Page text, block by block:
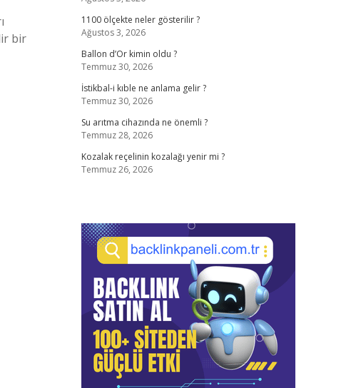
bir
1100 ölçekte neler gösterilir ?
Ağustos 3, 2026
Ballon d’Or kimin oldu ?
Temmuz 30, 2026
İstikbal-i kıble ne anlama gelir ?
Temmuz 30, 2026
Su arıtma cihazında ne önemli ?
Temmuz 28, 2026
Kozalak reçelinin kozalağı yenir mi ?
Temmuz 26, 2026